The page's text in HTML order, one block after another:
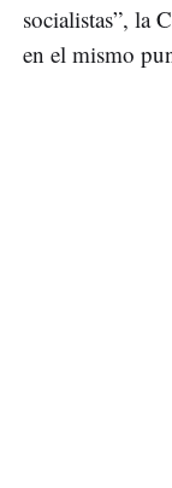
socialistas”, la
en el mismo